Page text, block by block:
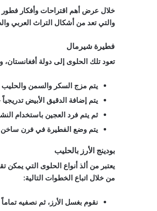
خلال عرض أهم اقتراحات وأفكار فطور
والتي تعد من أشكال التراث العربي
فطيرة شيرمال
تعود تلك الحلوى إلى دولة
يتم مزج السكر والسمن والحليب
يتم إضافة الدقيق الأبيض
ثم يتم فرد العجين باستخدام
يتم وضع الفطيرة في فرن ساخن
بودينج الأرز بالحليب
يعتبر من ألذ أنواع الحلوى التي يمكن
من خلال اتباع الخطوات التالية:
نقوم بغسل الأرز، ثم نصفيه